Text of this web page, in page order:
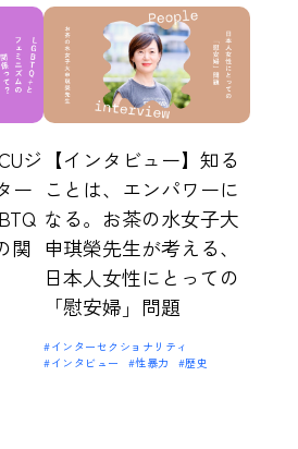
ジ
ー
関
【インタビュー】知る
ことは、エンパワーに
なる。お茶の水女子大
申琪榮先生が考える、
日本人女性にとっての
「慰安婦」問題
#インターセクショナリティ
#インタビュー
#性暴力 #歴史